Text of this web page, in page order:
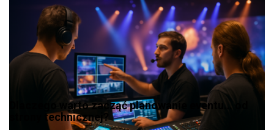
Dlaczego warto zacząć planowanie eventu… od
strony technicznej?